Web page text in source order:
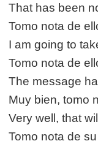
That has been
Tomo nota de
I am going to
Tomo nota de
The message
Muy bien, tomo
Very well, that
Tomo nota de